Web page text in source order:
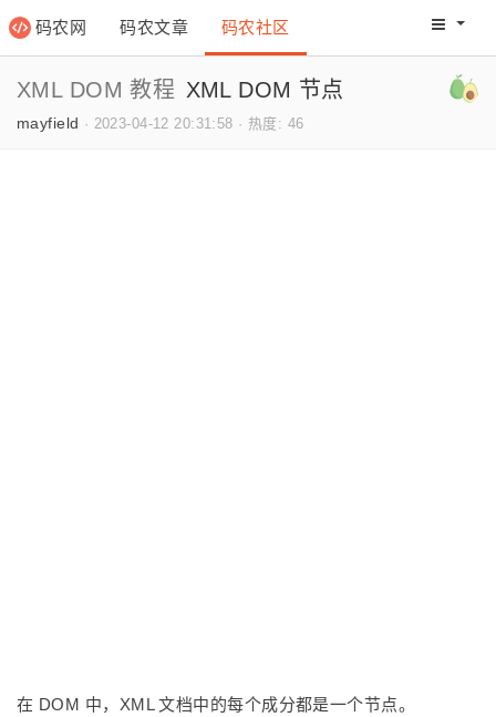
码农网 码农文章 码农社区 码农网
XML DOM 教程 XML DOM 节点
mayfield · 2023-04-12 20:31:58 · 热度: 46
在 DOM 中，XML 文档中的每个成分都是一个节点。